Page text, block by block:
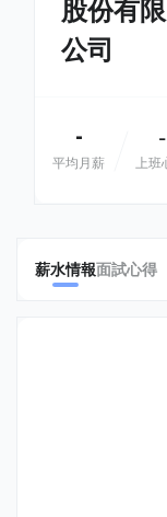
股份有限
公司
-
平均月薪
-
上班
薪水情報面試心得